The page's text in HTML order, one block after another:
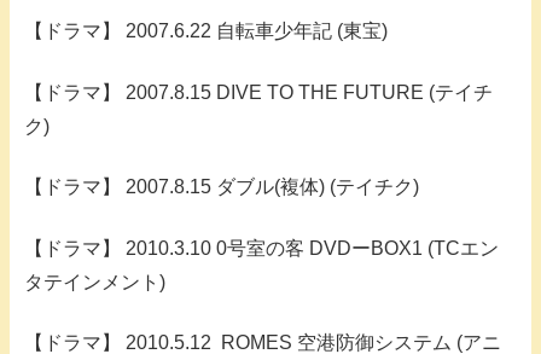
【ドラマ】 2007.6.22 自転車少年記 (東宝)
【ドラマ】 2007.8.15 DIVE TO THE FUTURE (テイチ
ク)
【ドラマ】 2007.8.15 ダブル(複体) (テイチク)
【ドラマ】 2010.3.10 0号室の客 DVDーBOX1 (TCエン
タテインメント)
【ドラマ】 2010.5.12 ROMES 空港防御システム (アニ